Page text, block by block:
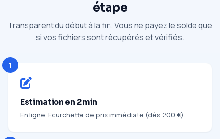
étape
Transparent du début à la fin. Vous ne payez le solde que
si vos fichiers sont récupérés et vérifiés.
1
Estimation en 2 min
En ligne. Fourchette de prix immédiate (dès 200 €).